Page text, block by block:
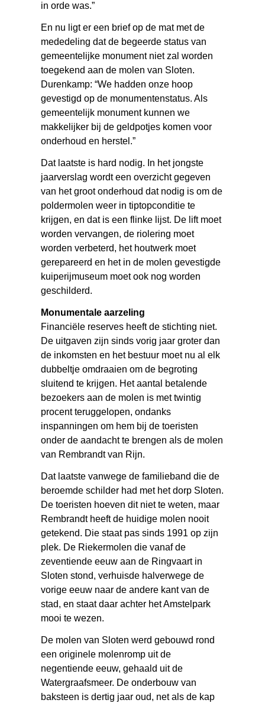
in orde was.”
En nu ligt er een brief op de mat met de
mededeling dat de begeerde status van
gemeentelijke monument niet zal worden
toegekend aan de molen van Sloten.
Durenkamp: “We hadden onze hoop
gevestigd op de monumentenstatus. Als
gemeentelijk monument kunnen we
makkelijker bij de geldpotjes komen voor
onderhoud en herstel.”
Dat laatste is hard nodig. In het jongste
jaarverslag wordt een overzicht gegeven
van het groot onderhoud dat nodig is om de
poldermolen weer in tiptopconditie te
krijgen, en dat is een flinke lijst. De lift moet
worden vervangen, de riolering moet
worden verbeterd, het houtwerk moet
gerepareerd en het in de molen gevestigde
kuiperijmuseum moet ook nog worden
geschilderd.
Monumentale aarzeling
Financiële reserves heeft de stichting niet.
De uitgaven zijn sinds vorig jaar groter dan
de inkomsten en het bestuur moet nu al elk
dubbeltje omdraaien om de begroting
sluitend te krijgen. Het aantal betalende
bezoekers aan de molen is met twintig
procent teruggelopen, ondanks
inspanningen om hem bij de toeristen
onder de aandacht te brengen als de molen
van Rembrandt van Rijn.
Dat laatste vanwege de familieband die de
beroemde schilder had met het dorp Sloten.
De toeristen hoeven dit niet te weten, maar
Rembrandt heeft de huidige molen nooit
getekend. Die staat pas sinds 1991 op zijn
plek. De Riekermolen die vanaf de
zeventiende eeuw aan de Ringvaart in
Sloten stond, verhuisde halverwege de
vorige eeuw naar de andere kant van de
stad, en staat daar achter het Amstelpark
mooi te wezen.
De molen van Sloten werd gebouwd rond
een originele molenromp uit de
negentiende eeuw, gehaald uit de
Watergraafsmeer. De onderbouw van
baksteen is dertig jaar oud, net als de kap